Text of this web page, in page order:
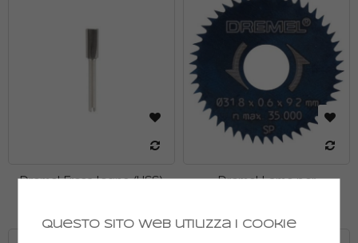
Dremel Fresa legno (HSS)
Dremel Lame per
Questo sito web utilizza i cookie